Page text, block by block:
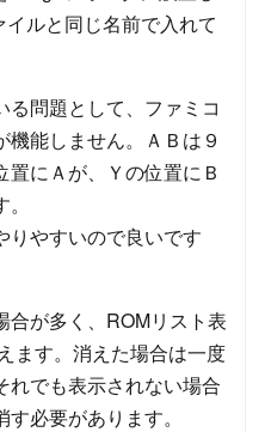
ルと同じ名前で入れて
る問題として、ファミコ
機能しません。ＡＢは９
置にＡが、Ｙの位置にＢ
りやすいので良いです
合が多く、ROMリスト表
ます。消えた場合は一度
れでも表示されない場合
必要があります。